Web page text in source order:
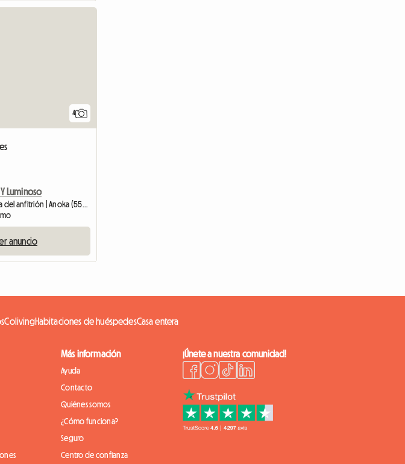
4
Luminoso
anuncio
ColivingHabitaciones de huéspedesCasa entera
Más información
Ayuda
Contacto
Quiénes somos
¿Cómo funciona?
Seguro
Centro de confianza
¡Únete a nuestra comunidad!